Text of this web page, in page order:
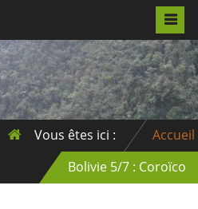
Vous êtes ici :
Accueil
Bolivie 5/7 : Coroïco